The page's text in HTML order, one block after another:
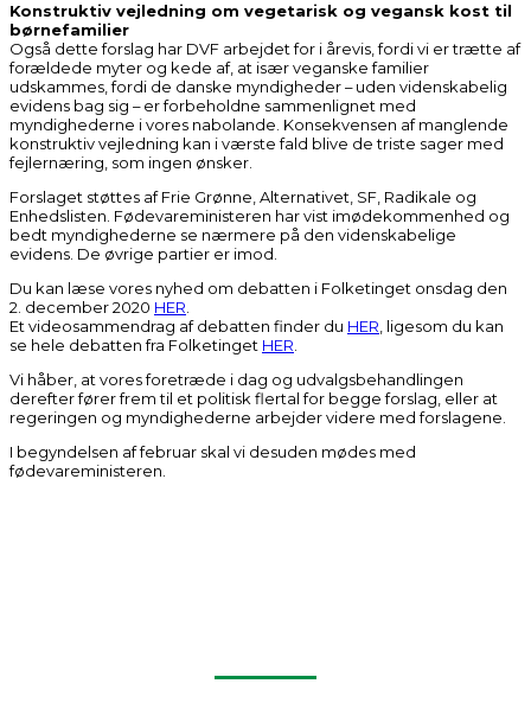
Konstruktiv vejledning om vegetarisk og vegansk kost til
børnefamilier
Også dette forslag har DVF arbejdet for i årevis, fordi vi er trætte af
forældede myter og kede af, at især veganske familier
udskammes, fordi de danske myndigheder – uden videnskabelig
evidens bag sig – er forbeholdne sammenlignet med
myndighederne i vores nabolande. Konsekvensen af manglende
konstruktiv vejledning kan i værste fald blive de triste sager med
fejlernæring, som ingen ønsker.
Forslaget støttes af Frie Grønne, Alternativet, SF, Radikale og
Enhedslisten. Fødevareministeren har vist imødekommenhed og
bedt myndighederne se nærmere på den videnskabelige
evidens. De øvrige partier er imod.
Du kan læse vores nyhed om debatten i Folketinget onsdag den
2. december 2020 HER
Et videosammendrag af debatten finder du HER , ligesom du kan
se hele debatten fra Folketinget HER
Vi håber, at vores foretræde i dag og udvalgsbehandlingen
derefter fører frem til et politisk flertal for begge forslag, eller at
regeringen og myndighederne arbejder videre med forslagene.
I begyndelsen af februar skal vi desuden mødes med
fødevareministeren.